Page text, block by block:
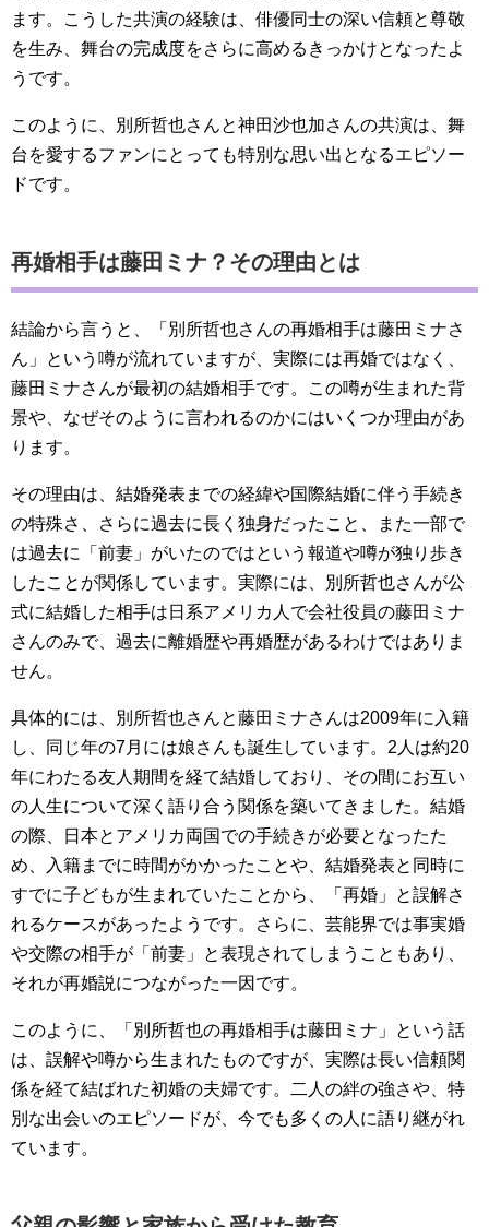
ます。こうした共演の経験は、俳優同士の深い信頼と尊敬
を生み、舞台の完成度をさらに高めるきっかけとなったよ
うです。
このように、別所哲也さんと神田沙也加さんの共演は、舞
台を愛するファンにとっても特別な思い出となるエピソー
ドです。
再婚相手は藤田ミナ？その理由とは
結論から言うと、「別所哲也さんの再婚相手は藤田ミナさ
ん」という噂が流れていますが、実際には再婚ではなく、
藤田ミナさんが最初の結婚相手です。この噂が生まれた背
景や、なぜそのように言われるのかにはいくつか理由があ
ります。
その理由は、結婚発表までの経緯や国際結婚に伴う手続き
の特殊さ、さらに過去に長く独身だったこと、また一部で
は過去に「前妻」がいたのではという報道や噂が独り歩き
したことが関係しています。実際には、別所哲也さんが公
式に結婚した相手は日系アメリカ人で会社役員の藤田ミナ
さんのみで、過去に離婚歴や再婚歴があるわけではありま
せん。
具体的には、別所哲也さんと藤田ミナさんは2009年に入籍
し、同じ年の7月には娘さんも誕生しています。2人は約20
年にわたる友人期間を経て結婚しており、その間にお互い
の人生について深く語り合う関係を築いてきました。結婚
の際、日本とアメリカ両国での手続きが必要となったた
め、入籍までに時間がかかったことや、結婚発表と同時に
すでに子どもが生まれていたことから、「再婚」と誤解さ
れるケースがあったようです。さらに、芸能界では事実婚
や交際の相手が「前妻」と表現されてしまうこともあり、
それが再婚説につながった一因です。
このように、「別所哲也の再婚相手は藤田ミナ」という話
は、誤解や噂から生まれたものですが、実際は長い信頼関
係を経て結ばれた初婚の夫婦です。二人の絆の強さや、特
別な出会いのエピソードが、今でも多くの人に語り継がれ
ています。